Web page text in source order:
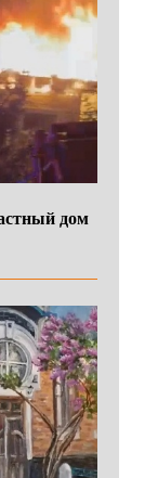
дом